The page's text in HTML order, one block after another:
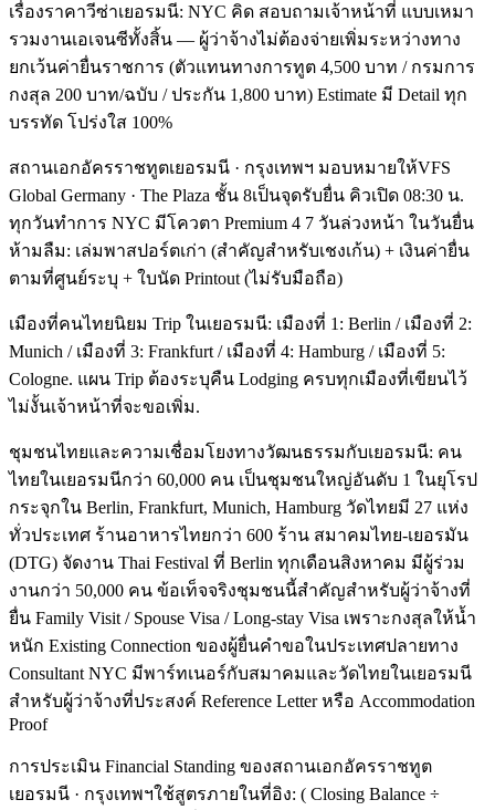
เรื่องราคาวีซ่าเยอรมนี: NYC คิด สอบถามเจ้าหน้าที่ แบบเหมา
รวมงานเอเจนซีทั้งสิ้น — ผู้ว่าจ้างไม่ต้องจ่ายเพิ่มระหว่างทาง
ยกเว้นค่ายื่นราชการ (ตัวแทนทางการทูต 4,500 บาท / กรมการ
กงสุล 200 บาท/ฉบับ / ประกัน 1,800 บาท) Estimate มี Detail ทุก
บรรทัด โปร่งใส 100%
สถานเอกอัครราชทูตเยอรมนี · กรุงเทพฯ มอบหมายให้VFS
Global Germany · The Plaza ชั้น 8เป็นจุดรับยื่น คิวเปิด 08:30 น.
ทุกวันทำการ NYC มีโควตา Premium 4 7 วันล่วงหน้า ในวันยื่น
ห้ามลืม: เล่มพาสปอร์ตเก่า (สำคัญสำหรับเชงเก้น) + เงินค่ายื่น
ตามที่ศูนย์ระบุ + ใบนัด Printout (ไม่รับมือถือ)
เมืองที่คนไทยนิยม Trip ในเยอรมนี: เมืองที่ 1: Berlin / เมืองที่ 2:
Munich / เมืองที่ 3: Frankfurt / เมืองที่ 4: Hamburg / เมืองที่ 5:
Cologne. แผน Trip ต้องระบุคืน Lodging ครบทุกเมืองที่เขียนไว้
ไม่งั้นเจ้าหน้าที่จะขอเพิ่ม.
ชุมชนไทยและความเชื่อมโยงทางวัฒนธรรมกับเยอรมนี: คน
ไทยในเยอรมนีกว่า 60,000 คน เป็นชุมชนใหญ่อันดับ 1 ในยุโรป
กระจุกใน Berlin, Frankfurt, Munich, Hamburg วัดไทยมี 27 แห่ง
ทั่วประเทศ ร้านอาหารไทยกว่า 600 ร้าน สมาคมไทย-เยอรมัน
(DTG) จัดงาน Thai Festival ที่ Berlin ทุกเดือนสิงหาคม มีผู้ร่วม
งานกว่า 50,000 คน ข้อเท็จจริงชุมชนนี้สำคัญสำหรับผู้ว่าจ้างที่
ยื่น Family Visit / Spouse Visa / Long-stay Visa เพราะกงสุลให้น้ำ
หนัก Existing Connection ของผู้ยื่นคำขอในประเทศปลายทาง
Consultant NYC มีพาร์ทเนอร์กับสมาคมและวัดไทยในเยอรมนี
สำหรับผู้ว่าจ้างที่ประสงค์ Reference Letter หรือ Accommodation
Proof
การประเมิน Financial Standing ของสถานเอกอัครราชทูต
เยอรมนี · กรุงเทพฯใช้สูตรภายในที่อิง: ( Closing Balance ÷